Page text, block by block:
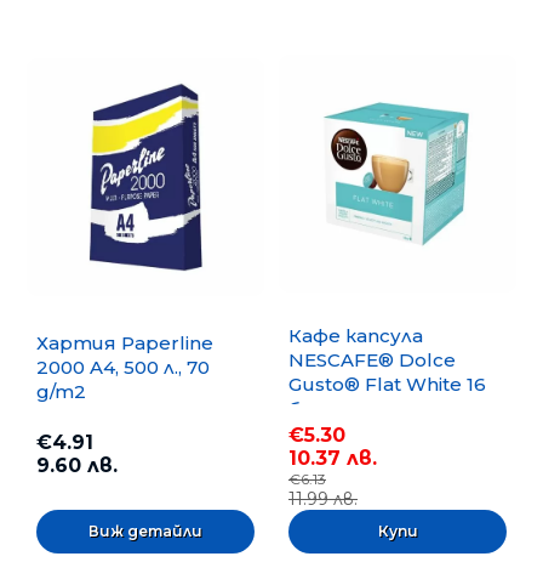
Хартия Paperline
2000 A4, 500 л., 70
g/m2
€4.91
9.60 лв.
Виж детайли
Кафе капсула
NESCAFE® Dolce
Gusto® Flat White 16
бр.
€5.30
10.37 лв.
€6.13
11.99 лв.